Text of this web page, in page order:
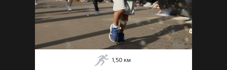
1,50 км